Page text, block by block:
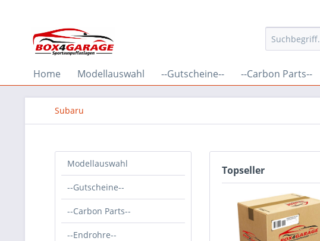
Home Modellauswahl --Gutscheine-- --Carbon Parts--
Subaru
Modellauswahl
--Gutscheine--
--Carbon Parts--
--Endrohre--
Topseller